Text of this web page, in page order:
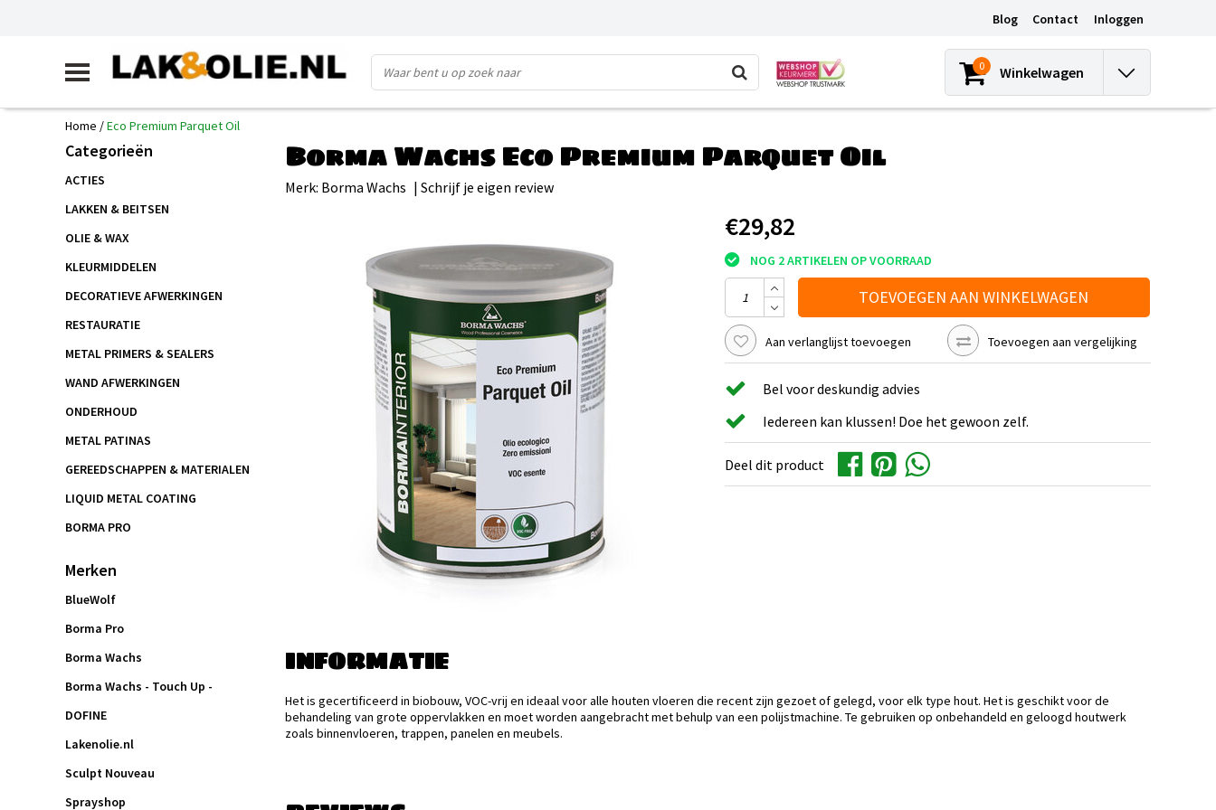
Blog Contact Inloggen
0 Winkelwagen
Home /Eco Premium Parquet Oil
Categorieën
ACTIES
LAKKEN & BEITSEN
OLIE & WAX
KLEURMIDDELEN
DECORATIEVE AFWERKINGEN
RESTAURATIE
METAL PRIMERS & SEALERS
WAND AFWERKINGEN
ONDERHOUD
METAL PATINAS
GEREEDSCHAPPEN & MATERIALEN
LIQUID METAL COATING
BORMA PRO
Merken
BlueWolf
Borma Pro
Borma Wachs
Borma Wachs - Touch Up -
DOFINE
Lakenolie.nl
Sculpt Nouveau
Sprayshop
Borma Wachs Eco Premium Parquet Oil
Merk: Borma Wachs | Schrijf je eigen review
€29,82
NOG 2 ARTIKELEN OP VOORRAAD
TOEVOEGEN AAN WINKELWAGEN
Aan verlanglijst toevoegen Toevoegen aan vergelijking
Bel voor deskundig advies
Iedereen kan klussen! Doe het gewoon zelf.
Deel dit product
INFORMATIE
Het is gecertificeerd in biobouw, VOC-vrij en ideaal voor alle houten vloeren die recent zijn gezoet of gelegd, voor elk type hout. Het is geschikt voor de
behandeling van grote oppervlakken en moet worden aangebracht met behulp van een polijstmachine. Te gebruiken op onbehandeld en geloogd houtwerk
zoals binnenvloeren, trappen, panelen en meubels.